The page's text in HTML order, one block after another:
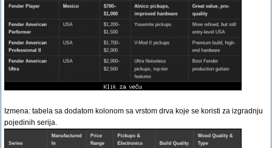
Izmena: tabela sa dodatom kolonom sa vrstom drva koje se koristi za izgradnju
pojedinih serija.